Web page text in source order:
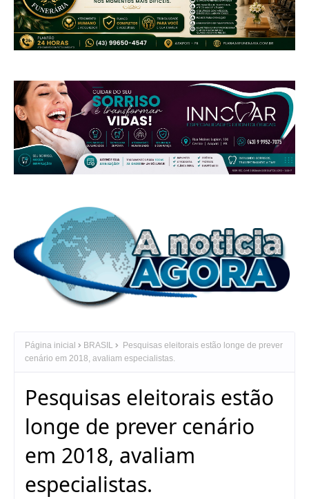
Página inicial BRASIL
Pesquisas eleitorais estão longe de prever
cenário em 2018, avaliam especialistas.
Pesquisas eleitorais estão
longe de prever cenário
em 2018, avaliam
especialistas.